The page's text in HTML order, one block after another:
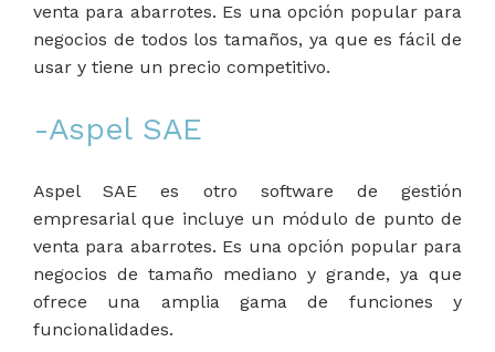
venta para abarrotes. Es una opción popular para
negocios de todos los tamaños, ya que es fácil de
usar y tiene un precio competitivo.
-Aspel SAE
Aspel SAE es otro software de gestión
empresarial que incluye un módulo de punto de
venta para abarrotes. Es una opción popular para
negocios de tamaño mediano y grande, ya que
ofrece una amplia gama de funciones y
funcionalidades.